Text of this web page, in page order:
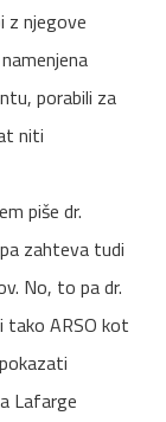
z njegove
porabili za
niti
piše dr.
zahteva tudi
No, to pa dr.
tako ARSO kot
Lafarge